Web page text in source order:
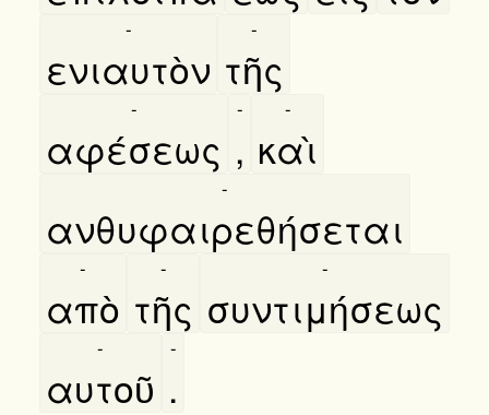
ενιαυτὸν
-
τῆς
-
αφέσεως
-
,
-
καὶ
-
ανθυφαιρεθήσεται
-
απὸ
-
τῆς
-
συντιμήσεως
-
αυτοῦ
-
.
-